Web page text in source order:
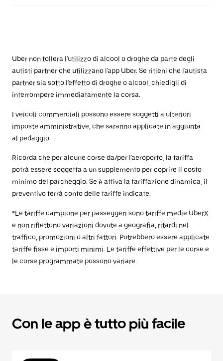
Uber non tollera l'utilizzo di alcool o droghe da parte degli
autisti partner che utilizzano l'app Uber. Se ritieni che l'autista
partner sia sotto l'effetto di droghe o alcool, chiedigli di
interrompere immediatamente la corsa.
I veicoli commerciali possono essere soggetti a ulteriori
imposte amministrative, che saranno applicate in aggiunta
al pedaggio.
Ricorda che per alcune corse da/per l'aeroporto, la tariffa
potrà essere soggetta a un supplemento per coprire il costo
minimo del parcheggio. Se è attiva la tariffazione dinamica, il
preventivo terrà conto delle tariffe indicate.
*Le tariffe campione per passeggeri sono tariffe medie UberX
e non riflettono variazioni dovute a geografia, ritardi nel
traffico, promozioni o altri fattori. Potrebbero essere applicate
tariffe fisse e importi minimi. Le tariffe effettive per le corse e
le corse programmate possono variare.
Con le app è tutto più facile